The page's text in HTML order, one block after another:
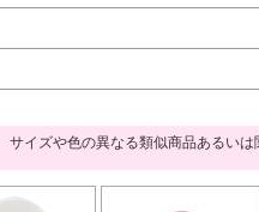
サイズや色の異なる類似商品あるい